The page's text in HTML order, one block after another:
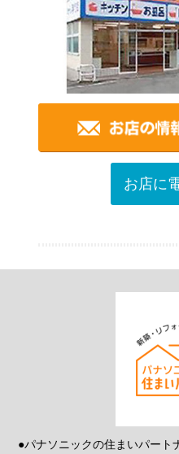
お店に
●パナソニックの住まいパート